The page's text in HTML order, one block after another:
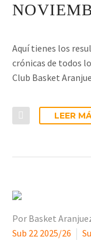
Aquí tienes los
crónicas de todos
Club Basket
LEER
Por Basket
Sub 22 2025/26